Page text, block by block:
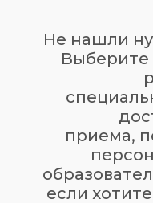
Не нашли
Выберите
приема,
если